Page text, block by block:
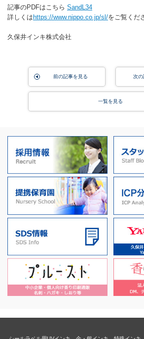
記事のPDFはこちら SandL34
詳しくは https://www.nippo.co.jp/sl/をご覧くだ
久保井インキ株式会社
前の記事を見る 次の
一覧を見る